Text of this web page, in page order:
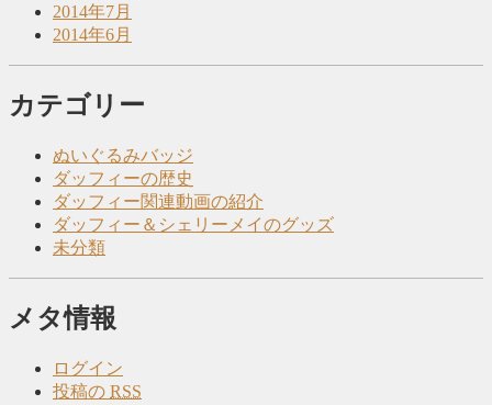
2014年7月
2014年6月
カテゴリー
ぬいぐるみバッジ
ダッフィーの歴史
ダッフィー関連動画の紹介
ダッフィー＆シェリーメイのグッズ
未分類
メタ情報
ログイン
投稿の RSS